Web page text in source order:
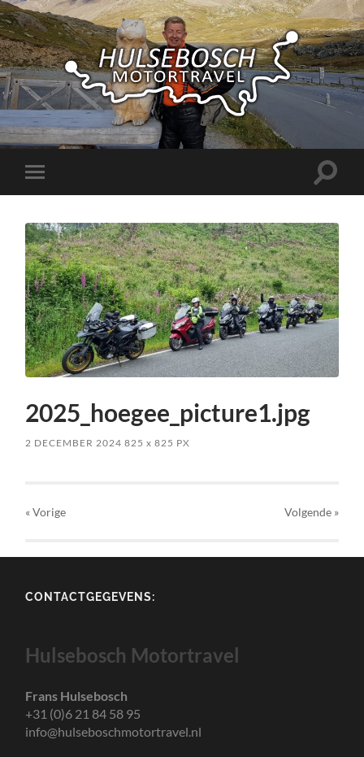
Hulsebosch
Motortravel
Toggle
mobiel
Toggle
2025_hoegee_picture1.jpg
2 DECEMBER 2024 825x 825 PX
« Vorige Volgende»
CONTACTGEGEVENS:
Hulsebosch Motortravel
Frans Hulsebosch
+31 (0)6 21 84 58 95
info@hulseboschmotortravel.nl